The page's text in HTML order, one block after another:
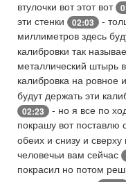
втулочки вот этот вот
эти стенки
02:03 -
миллиметров здесь
калибровки так
металлический штырь
калибровка на ровное
будут держать эти
02:23 - но я все по
покрашу вот поставлю
обеих и снизу и
человечьи вам сейчас
покрасил но потом